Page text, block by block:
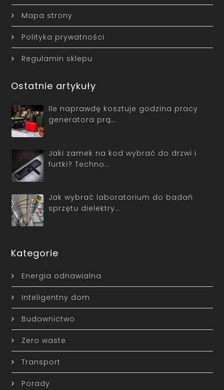
Mapa strony
Polityka prywatności
Regulamin sklepu
Ostatnie artykuły
Ile naprawdę kosztuje godzina pracy
generatora prą…
Jaki zamek na kod wybrać do drzwi i
furtki? Techno…
Jak wybrać laboratorium do badań
sprzętu dielektry…
Kategorie
Energia odnawialna
Inteligentny dom
Budownictwo
Zero waste
Transport
Porady